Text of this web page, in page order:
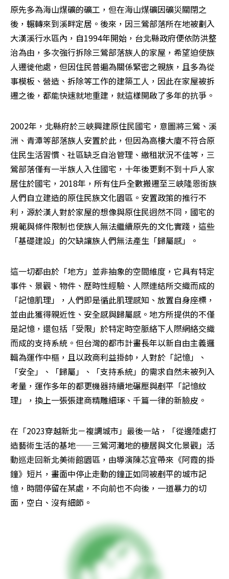
原先多為海山煤礦的礦工，但在海山煤礦因礦災關閉之
後，輾轉來到溪畔定居。後來，因三鶯部落所在地被劃入
大漢溪行水區內，自1994年開始，台北縣政府便依防洪整
治為由，多次強行拆除三鶯部落族人的家屋，希望迫使族
人遷徙他處，但因住民普遍為關係緊密之親族，且多為從
事模板、營造、拆除等工作的建築工人，因此在家屋被拆
遷之後，都能快速就地重建，就這樣開啟了多年的抗爭。
2002年，北縣府於三峽興建原住民國宅，意圖將三鶯、溪
洲、青潭等部落族人安置於此，但因為高樓大廈不符合原
住民生活習慣、社區缺乏自治管理、繳租狀況不佳等，三
鶯部落僅有一半族人入住國宅，十年後更剩不到十戶人家
居住於國宅，2018年，所有住戶全數搬遷至三峽隆恩街族
人們自立建造的原住民族文化園區。安置政策的推行不
利，源於漢人對於家屋的想像與原住民迥然不同，國宅的
規範與條件限制也使族人無法繼續原先的文化實踐，這些
「基礎建設」的欠缺讓族人們無法產生「歸屬感」。
這一切都由於「地方」並非抽象的空間維度，它具有特定
事件、景觀、物件、歷時性經驗、人際連結所交織而成的
「記憶肌理」，人們即是循此肌理感知、放置自身座標，
並由此獲得親近性、安全感與歸屬感。地方所提供的不僅
是記憶，還包括「受限」於特定時空脈絡下人際網絡交織
而成的支持系統。但台灣的都市計畫長年以新自由主義邏
輯為運作中樞，且以政商利益掛帥，人對於「記憶」、
「安全」、「歸屬」、「支持系統」的需求自然未被列入
考量，運作多年的都更機器持續地碾壓與剷平「記憶紋
理」，換上一張張建商精雕細琢、千篇一律的新臉皮。
在「2023穿越新北－複調城市」最後一站，「從邊陲處打
造藝術生活的基地——三鶯河灘地的棲居與文化景觀」活
動巡走回新北美術館園區，由導演陳芯宜帶來《阿霞的掛
鐘》短片，畫面中停止走動的鐘正如同被剷平的城市記
憶，時間停留在某處，不向前也不向後，一道暴力的切
面，空白、沒有細節。